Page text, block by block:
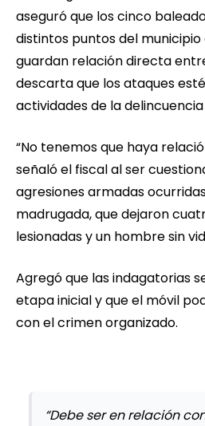
aseguró que los cinco
distintos puntos del
guardan relación directa
descarta que los ataques
actividades de la
“No tenemos que haya
señaló el fiscal al ser
agresiones armadas
madrugada, que dejaron
lesionadas y un hombre sin
Agregó que las indagatorias
etapa inicial y que el móvil
con el crimen organizado.
“Debe ser en relación